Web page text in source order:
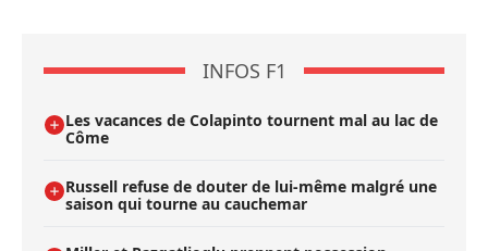
INFOS F1
Les vacances de Colapinto tournent mal au lac de
Côme
Russell refuse de douter de lui-même malgré une
saison qui tourne au cauchemar